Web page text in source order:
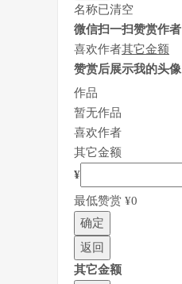
名称已清空
微信扫一扫赞赏作者
喜欢作者其它金额
赞赏后展示我的头像
作品
暂无作品
喜欢作者
其它金额
¥
最低赞赏 ¥0
确定
返回
其它金额